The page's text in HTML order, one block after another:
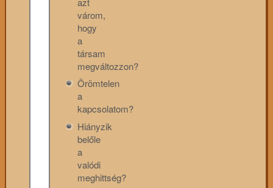
várom,
hogy
a
társam
megváltozzon?
Örömtelen
a
kapcsolatom?
Hiányzik
belőle
a
valódi
meghittség?